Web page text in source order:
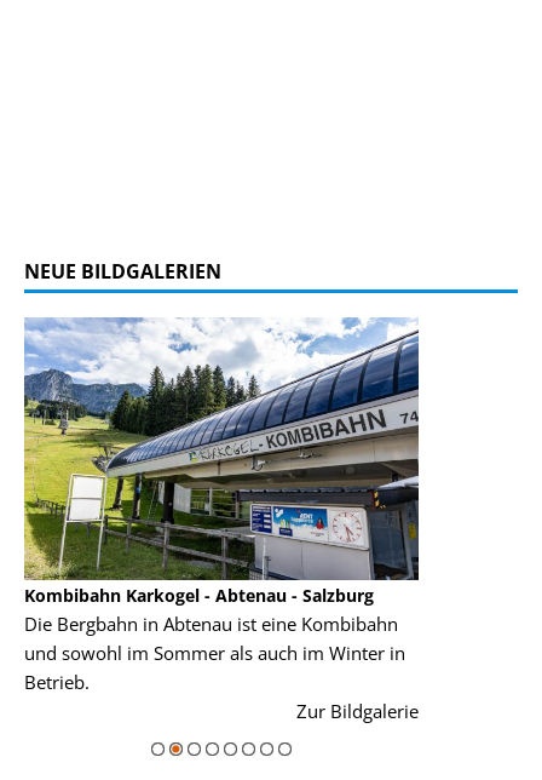
NEUE BILDGALERIEN
Kombibahn Karkogel - Abtenau - Salzburg
Die Bergbahn in Abtenau ist eine Kombibahn
und sowohl im Sommer als auch im Winter in
Betrieb.
Zur Bildgalerie